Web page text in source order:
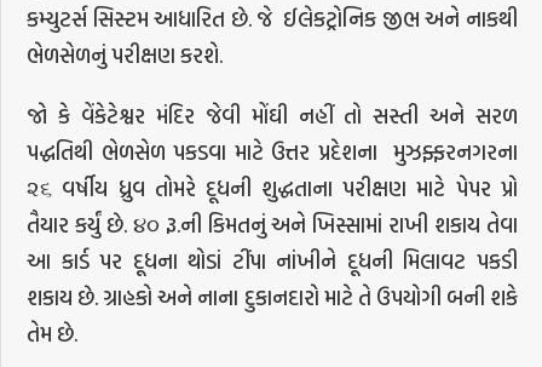
કમ્યુટર્સ સિસ્ટમ આધારિત છે. જે ઈલેકટ્રોનિક જીભ અને નાકથી
ભેળસેળનું પરીક્ષણ કરશે.
જો કે વેંકેટેશ્વર મંદિર જેવી મોંઘી નહીં તો સસ્તી અને સરળ
પદ્ધતિથી ભેળસેળ પકડવા માટે ઉત્તર પ્રદેશના મુઝફ્ફરનગરના
૨૬ વર્ષીય ધ્રુવ તોમરે દૂધની શુદ્ધતાના પરીક્ષણ માટે પેપર પ્રો
તૈયાર કર્યું છે. ૪૦ રૂ.ની કિમતનું અને ખિસ્સામાં રાખી શકાય તેવા
આ કાર્ડ પર દૂધના થોડાં ટીંપા નાંખીને દૂધની મિલાવટ પકડી
શકાય છે. ગ્રાહકો અને નાના દુકાનદારો માટે તે ઉપયોગી બની શકે
તેમ છે.